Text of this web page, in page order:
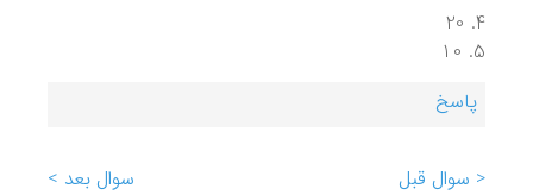
20
10
پاسخ
< سوال قبل سوال بعد >